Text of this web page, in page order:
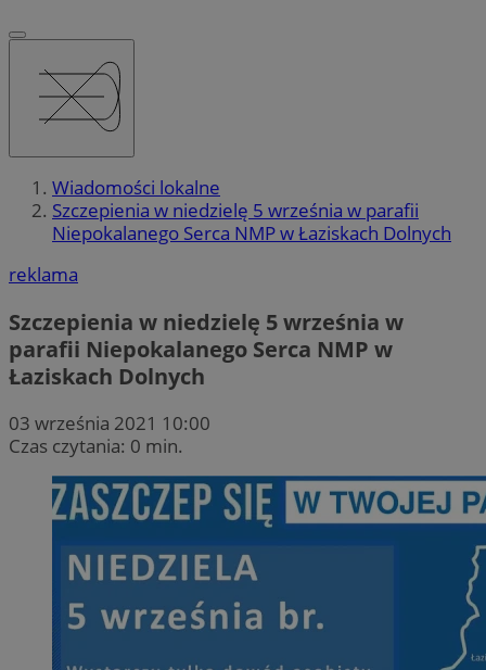
Wiadomości lokalne
Szczepienia w niedzielę 5 września w parafii
Niepokalanego Serca NMP w Łaziskach Dolnych
reklama
Szczepienia w niedzielę 5 września w
parafii Niepokalanego Serca NMP w
Łaziskach Dolnych
03 września 2021 10:00
Czas czytania: 0 min.